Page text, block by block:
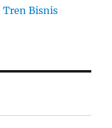
Tren Bisnis